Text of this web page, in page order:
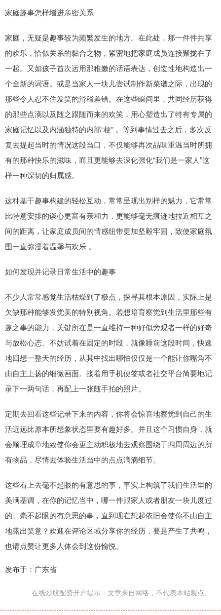
家庭趣事怎样增进亲密关系
家庭，无疑是趣事较为频繁发生的地方。在此处，那一件件共享
的欢乐，恰似关系的黏合之物，紧密地把家庭成员连接聚拢在了
一起。又如孩子首次运用那稚嫩的话语表达，创造性地构造出一
个全新的词语。或是当家人一块儿尝试制作新菜谱之际，出现的
那些令人忍不住发笑的滑稽差错。在这些瞬间里，共同经历获得
的那些点滴以及随之跟随而来的欢笑，用心塑造出了特有专属的
家庭记忆以及内涵独特的内部“梗” 。等到事情过去之后，多次反
复去提起当时的情况这段当口，不仅能够再次品味重温当时所拥
有的那种快乐的滋味，而且更能够去深化强化“我们是一家人”这
样一种深切的归属感。
这种基于趣事构建的轻松互动，常常呈现出别样的魅力，它常常
比特意安排的谈心更富有亲和力，更能够毫无痕迹地拉近相互之
间的距离，让家庭成员间的情感纽带更加坚毅牢固，致使家庭氛
围一直弥漫着温馨与欢乐 。
如何发现并记录日常生活中的趣事
不少人常常感觉生活枯燥到了极点，探寻其根本原因，实际上是
欠缺那种能够发觉美的特别视角。若想培育察觉到生活里那些有
趣之事的能力，关键所在是一直维持一种好似旁观者一样的好奇
与放松心态。不妨试着在固定的时段，就像睡前这段时间，快速
地回想一整天的经历，从其中找出哪怕仅仅是一个能让你嘴角不
由自主上扬的细微画面。接着用手机便签或者社交平台简要地记
录下一两句话，再配上一张随手拍的照片。
定期去回看这些记录下来的内容，你将会惊喜地察觉到自己的生
活远远比原本所想象状态里要有趣好多。并且这个习惯自身，就
会顺理成章地致使你会更主动积极地去观察围绕于四周周边的所
有物品，尽情去体验生活当中的点点滴滴细节。
这些看上去毫不起眼的有意思的事，事实上构筑了我们生活里的
美满基调，在你的记忆当中，哪一件跟家人或者朋友一块儿度过
的、毫不起眼的有意思的事，直到现在想起依旧会使你不由自主
地露出笑意？欢迎在评论区域分享你的经历，要是产生了共鸣，
也请点赞让更多人体会到这份愉悦。
发布于：广东省
在线炒股配资开户提示：文章来自网络，不代表本站观点。